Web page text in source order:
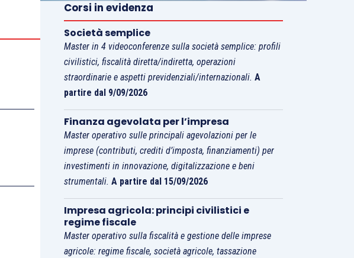
Corsi in evidenza
Società semplice
Master in 4 videoconferenze sulla società semplice: profili
civilistici, fiscalità diretta/indiretta, operazioni
straordinarie e aspetti previdenziali/internazionali.A
partire dal 9/09/2026
Finanza agevolata per l’impresa
Master operativo sulle principali agevolazioni per le
imprese (contributi, crediti d’imposta, finanziamenti) per
investimenti in innovazione, digitalizzazione e beni
strumentali. A partire dal 15/09/2026
Impresa agricola: principi civilistici e
regime fiscale
Master operativo sulla fiscalità e gestione delle imprese
agricole: regime fiscale, società agricole, tassazione